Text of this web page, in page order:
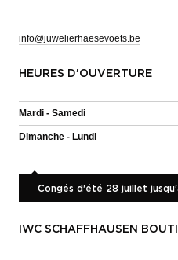
info@juwelierhaesevoets.be
HEURES D'OUVERTURE
Mardi - Samedi
Dimanche - Lundi
Congés d'été 28 juillet
IWC SCHAFFHAUSEN